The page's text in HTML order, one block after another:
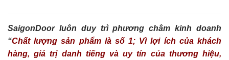
SaigonDoor luôn duy trì phương châm kinh doanh
“Chất lượng sản phẩm là số 1; Vì lợi ích của khách
hàng, giá trị danh tiếng và uy tín của thương hiệu,